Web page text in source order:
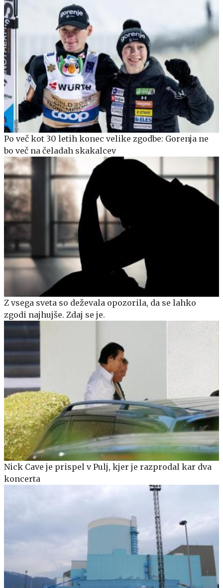
Po več kot 30 letih konec velike zgodbe: Gorenja ne
bo več na čeladah skakalcev
Z vsega sveta so deževala opozorila, da se lahko
zgodi najhujše. Zdaj se je.
Nick Cave je prispel v Pulj, kjer je razprodal kar dva
koncerta